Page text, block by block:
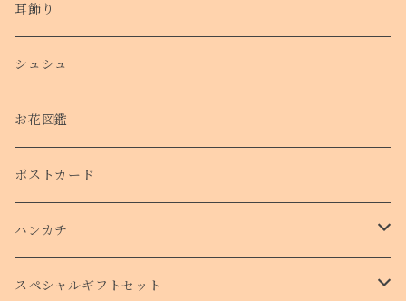
耳飾り
シュシュ
お花図鑑
ポストカード
ハンカチ
タオルハンカチ
スペシャルギフトセット